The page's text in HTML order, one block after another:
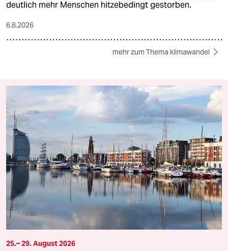
deutlich mehr Menschen hitzebedingt gestorben.
6.8.2026
mehr zum Thema klimawandel
25.– 29. August 2026